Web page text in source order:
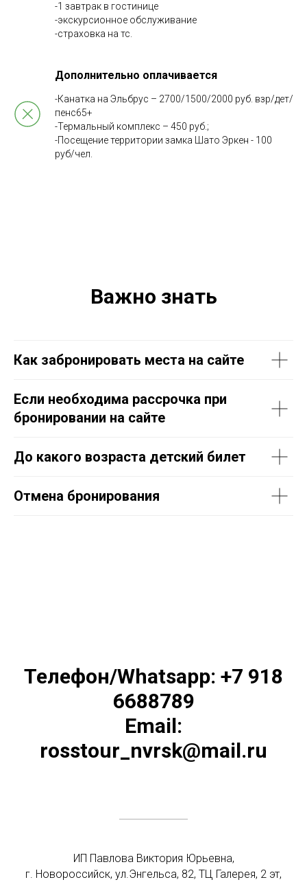
-1 завтрак в гостинице
-экскурсионное обслуживание
-страховка на тс.
Дополнительно оплачивается
-Канатка на Эльбрус – 2700/1500/2000 руб. взр/дет/
пенс65+
-Термальный комплекс – 450 руб.;
-Посещение территории замка Шато Эркен - 100
руб/чел.
Важно знать
Как забронировать места на сайте
Если необходима рассрочка при
бронировании на сайте
До какого возраста детский билет
Отмена бронирования
Телефон/Whatsapp: +7 918
6688789
Email:
rosstour_nvrsk@mail.ru
ИП Павлова Виктория Юрьевна,
г. Новороссийск, ул.Энгельса, 82, ТЦ Галерея, 2 эт,